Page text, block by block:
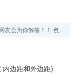
友会为你解答！！ 点击进入论坛
内边距和外边距)